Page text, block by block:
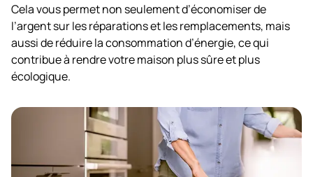
Cela vous permet non seulement d’économiser de
l’argent sur les réparations et les remplacements, mais
aussi de réduire la consommation d’énergie, ce qui
contribue à rendre votre maison plus sûre et plus
écologique.